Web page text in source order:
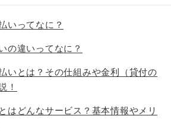
いってなに？
の違いってなに？
いとは？その仕組みや金利（貸付の
！
はどんなサービス？基本情報やメリ